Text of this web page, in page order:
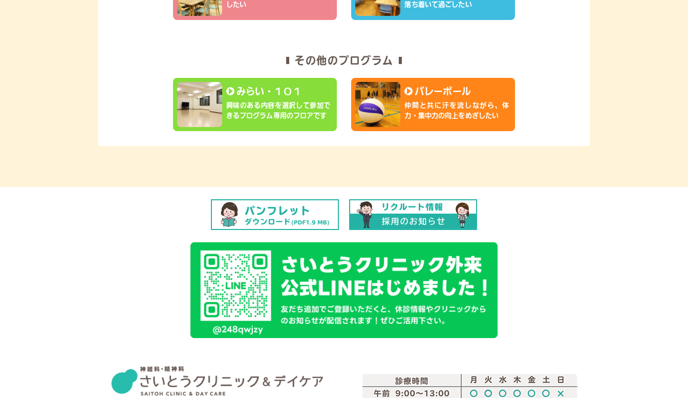
したい
落ち着いて過ごしたい
その他のプログラム
みらい・１０１
興味のある内容を選択して参加で
きるプログラム専用のフロアです
バレーボール
仲間と共に汗を流しながら、体
力・集中力の向上をめざしたい